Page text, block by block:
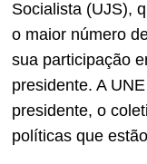
Socialista (UJS),
o maior número
sua participação
presidente. A
presidente, o
políticas que